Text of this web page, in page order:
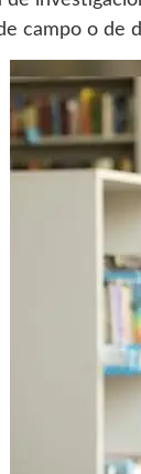
campo o de